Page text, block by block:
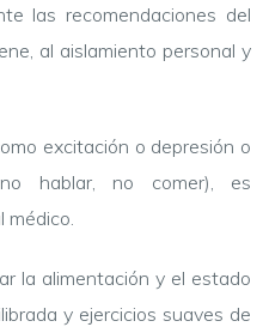
las recomendaciones del
al aislamiento personal y
excitación o depresión o
hablar, no comer), es
médico.
la alimentación y el estado
y ejercicios suaves de